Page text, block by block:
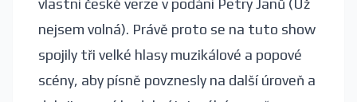
vlastní české verze v podání Petry Janů (Už
nejsem volná). Právě proto se na tuto show
spojily tři velké hlasy muzikálové a popové
scény, aby písně povznesly na další úroveň a